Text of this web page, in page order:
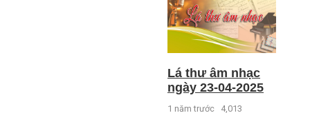
Lá thư âm nhạc
ngày 23-04-2025
1 năm trước 4,013